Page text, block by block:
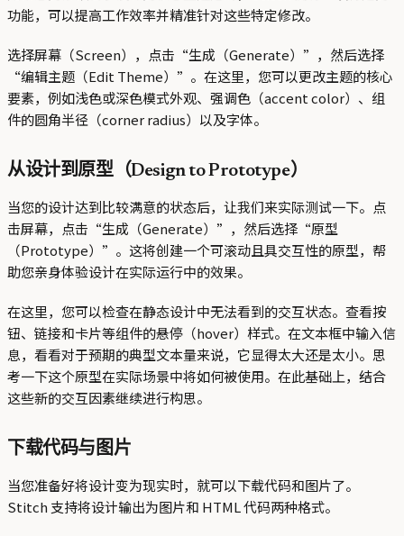
功能，可以提高工作效率并精准针对这些特定修改。
选择屏幕（Screen），点击“生成（Generate）”，然后选择
“编辑主题（Edit Theme）”。在这里，您可以更改主题的核心
要素，例如浅色或深色模式外观、强调色（accent color）、组
件的圆角半径（corner radius）以及字体。
从设计到原型（Design to Prototype）
当您的设计达到比较满意的状态后，让我们来实际测试一下。点
击屏幕，点击“生成（Generate）”，然后选择“原型
（Prototype）”。这将创建一个可滚动且具交互性的原型，帮
助您亲身体验设计在实际运行中的效果。
在这里，您可以检查在静态设计中无法看到的交互状态。查看按
钮、链接和卡片等组件的悬停（hover）样式。在文本框中输入信
息，看看对于预期的典型文本量来说，它显得太大还是太小。思
考一下这个原型在实际场景中将如何被使用。在此基础上，结合
这些新的交互因素继续进行构思。
下载代码与图片
当您准备好将设计变为现实时，就可以下载代码和图片了。
Stitch 支持将设计输出为图片和 HTML 代码两种格式。